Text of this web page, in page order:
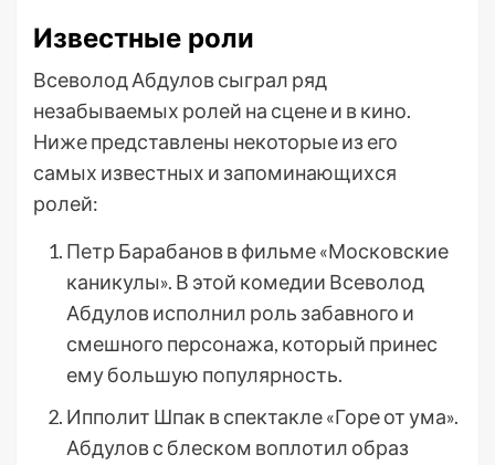
Известные роли
Всеволод Абдулов сыграл ряд
незабываемых ролей на сцене и в кино.
Ниже представлены некоторые из его
самых известных и запоминающихся
ролей:
Петр Барабанов в фильме «Московские
каникулы». В этой комедии Всеволод
Абдулов исполнил роль забавного и
смешного персонажа, который принес
ему большую популярность.
Ипполит Шпак в спектакле «Горе от ума».
Абдулов с блеском воплотил образ